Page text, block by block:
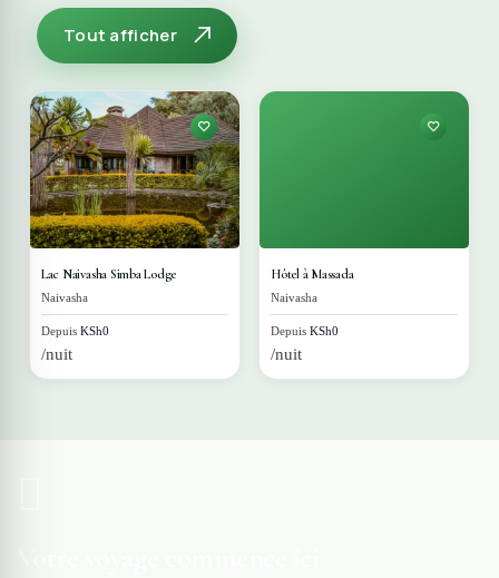
Tout afficher
Lac Naivasha Simba Lodge
Naivasha
Depuis KSh0
/nuit
Hôtel à Massada
Naivasha
Depuis KSh0
/nuit